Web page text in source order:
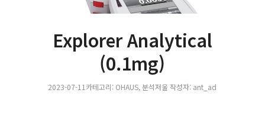
Explorer Analytical
(0.1mg)
2023-07-11 카테고리: OHAUS,분석저울 작성자: ant_ad